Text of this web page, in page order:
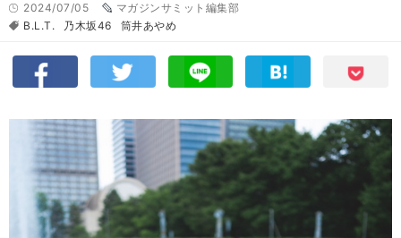
2024/07/05
マガジンサミット編集部
B.L.T.
乃木坂46 筒井あやめ